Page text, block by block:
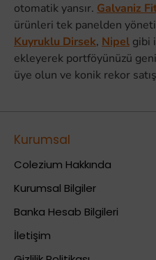
otomatik yansır. Galvaniz
ürünleri tek panelden
Kuyruklu Dirsek, Nipel gibi
ekleyerek portföyünüzü
üye olun ve konik rekor
Kurumsal
Colezium Hakkında
Kurumsal Bilgiler
Banka Hesab Bilgileri
İletişim